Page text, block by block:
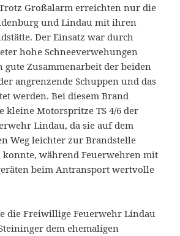
Großalarm erreichten nur die
und Lindau mit ihren
Der Einsatz war durch
hohe Schneeverwehungen
gute Zusammenarbeit der beiden
angrenzende Schuppen und das
werden. Bei diesem Brand
kleine Motorspritze TS 4/6 der
Lindau, da sie auf dem
Weg leichter zur Brandstelle
konnte, während Feuerwehren mit
beim Antransport wertvolle
die Freiwillige Feuerwehr Lindau
dem ehemaligen